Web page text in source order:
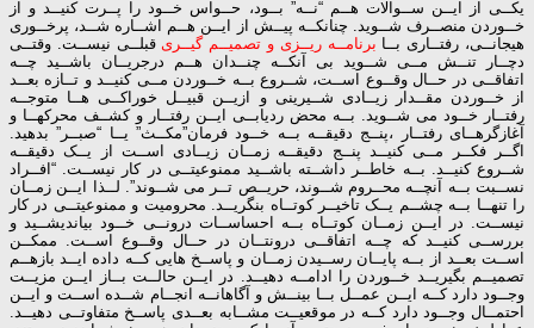
یكــی از ایــن ســوالات هــم “نــه” بــود، حــواس خــود را پــرت كنیــد و از
خــوردن منصــرف شــوید. چنانکــه پیــش از ایــن هــم اشــاره شــد، پرخــوری
هیجانــی، رفتــاری بــا برنامــه ریــزی و تصمیــم گیــریقبلــی نیســت. وقتــی
دچــار تنــش مــی شــوید بی آنکــه چنــدان هــم درجریــان باشــید چــه
اتفاقــی در حــال وقــوع اســت، شــروع بــه خــوردن مــی کنیــد و تــازه بعــد
از خــوردن مقــدار زیــادی شــیرینی و ازیــن قبیــل خوراکــی هــا متوجــه
رفتــار خــود می شــوید. بــه محض ردیابــی ایــن رفتــار و کشــف محرکهــا و
آغازگرهــای رفتــار ،پنــج دقیقــه بــه خــود فرمان”مكــث” یــا “صبــر” بدهید.
اگــر فکــر مــی کنیــد پنــج دقیقــه زمــان زیــادی اســت از یــک دقیقــه
شــروع کنیــد. بــه خاطــر داشــته باشــید ممنوعیتــی در کار نیســت. “افــراد
نســبت بــه آنچــه محــروم شــوند، حریــص تــر می شــوند”. لــذا ایــن زمــان
را تنهــا بــه چشــم یــک تاخیــر کوتــاه بنگریــد. محرومیت و ممنوعیتــی در کار
نیســت. در ایــن زمــان کوتــاه بــه احساســات درونــی خــود بیاندیشــید و
بررســی کنیــد که چــه اتفاقــی درونتــان در حــال وقــوع اســت. ممکــن
اســت بعــد از بــه پایــان رســیدن زمــان و پاســخ هایی كــه داده ایــد بازهــم
تصمیــم بگیریــد خــوردن را ادامــه دهیــد. در ایــن حالــت بــاز ایــن مزیــت
وجــود دارد کــه ایــن عمــل بــا بینــش و آگاهانــه انجــام شــده اســت و ایــن
احتمــال وجــود دارد کــه در موقعیــت مشــابه بعــدی پاســخ متفاوتــی دهیــد.